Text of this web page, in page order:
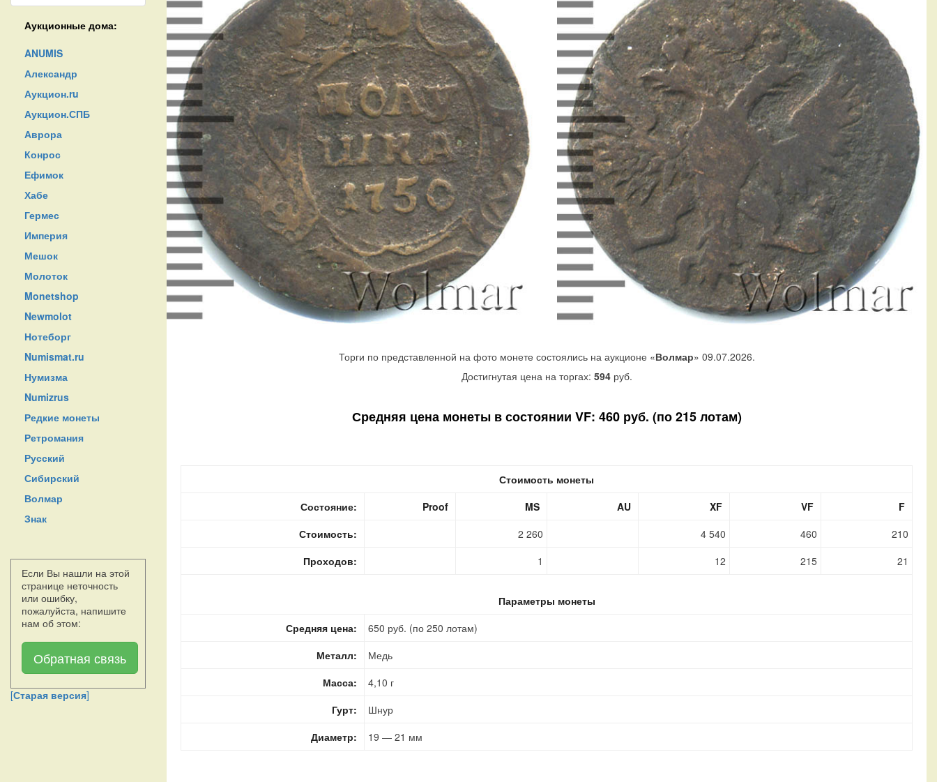
Аукционные дома:
ANUMIS
Александр
Аукцион.ru
Аукцион.СПБ
Аврора
Конрос
Ефимок
Хабе
Гермес
Империя
Мешок
Молоток
Monetshop
Newmolot
Нотеборг
Numismat.ru
Нумизма
Numizrus
Редкие монеты
Ретромания
Русский
Сибирский
Волмар
Знак
Если Вы нашли на этой
странице неточность
или ошибку,
пожалуйста, напишите
нам об этом:
Обратная связь
[Старая версия]
Торги по представленной на фото монете состоялись на аукционе «Волмар» 09.07.2026.
Достигнутая цена на торгах: 594руб.
Средняя цена монеты в состоянии VF: 460 руб. (по 215 лотам)
Стоимость монеты
Состояние:
Proof MS AU XF VF
F
Стоимость:
2 260 4 540 460
210
Проходов:
1 12 215 21
Параметры монеты
Средняя цена:
650 руб. (по 250 лотам)
Металл:
Медь
Масса:
4,10 г
Гурт:
Шнур
Диаметр:
19 — 21 мм